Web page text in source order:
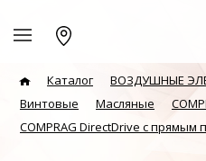
Каталог
ВОЗДУШНЫЕ
Винтовые
Масляные
COMPRAG DirectDrive с прямым